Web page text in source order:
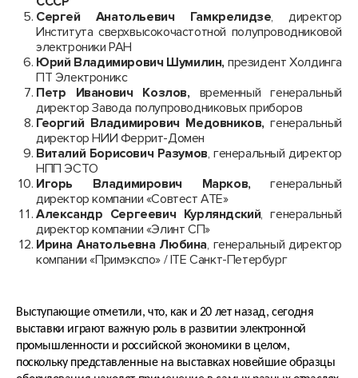
Сергей Анатольевич Гамкрелидзе, директор
Института сверхвысокочастотной полупроводниковой
электроники РАН
Юрий Владимирович Шумилин, президент Холдинга
ПТ Электроникс
Петр Иванович Козлов, временный генеральный
директор Завода полупроводниковых приборов
Георгий Владимирович Медовников,генеральный
директор НИИ Феррит-Домен
Виталий Борисович Разумов, генеральный директор
НПП ЭСТО
Игорь Владимирович Марков,генеральный
директор компании «Совтест АТЕ»
Александр Сергеевич Курляндский, генеральный
директор компании «Элинт СП»
Ирина Анатольевна Любина, генеральный директор
компании «Примэкспо» / ITE Санкт-Петербург
Выступающие отметили, что, как и 20 лет назад, сегодня
выставки играют важную роль в развитии электронной
промышленности и российской экономики в целом,
поскольку представленные на выставках новейшие образцы